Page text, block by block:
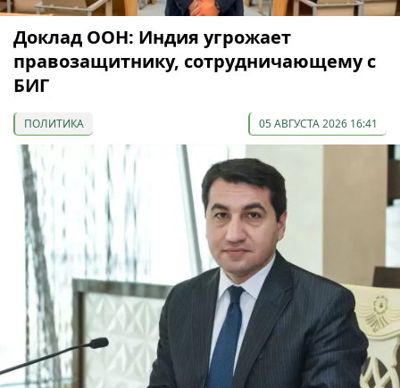
Доклад ООН: Индия угрожает
правозащитнику, сотрудничающему с
БИГ
ПОЛИТИКА 05 АВГУСТА 2026 16:41